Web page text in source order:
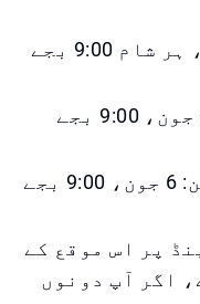
پر اس موقع کے
اگر آپ دونوں